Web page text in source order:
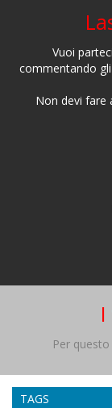
Vuoi
commentando
Non devi fare
Per
TAGS